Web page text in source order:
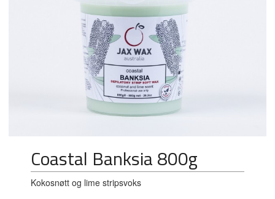
Coastal Banksia 800g
Kokosnøtt og lime stripsvoks